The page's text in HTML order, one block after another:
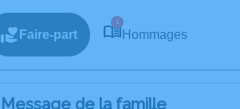
Faire-part
1
Hommages
Message de la famille